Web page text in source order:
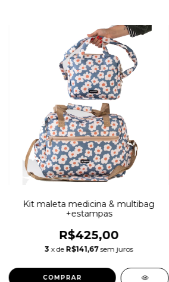
Kit maleta medicina & multibag
+estampas
R$425,00
3 x de R$141,67 sem juros
COMPRAR